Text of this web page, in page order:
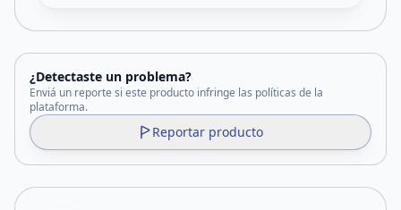
¿Detectaste un problema?
Enviá un reporte si este producto infringe las políticas de la
plataforma.
Reportar producto